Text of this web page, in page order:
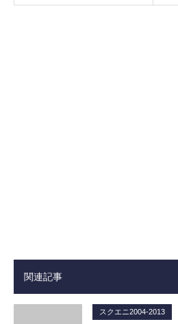
関連記事
スクエニ2004-2013